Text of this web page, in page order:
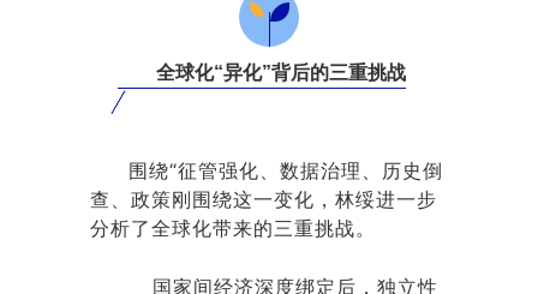
全球化“异化”背后的三重挑战
围绕“征管强化、数据治理、历史倒
查、政策刚围绕这一变化，林绥进一步
分析了全球化带来的三重挑战。
国家间经济深度绑定后，独立性